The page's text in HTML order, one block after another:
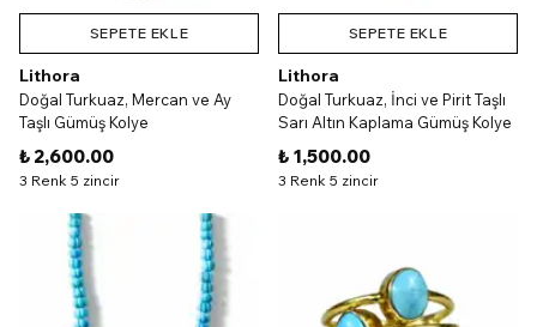
SEPETE EKLE
Lithora
Doğal Turkuaz, Mercan ve Ay
Taşlı Gümüş Kolye
₺ 2,600.00
3 Renk 5 zincir
SEPETE EKLE
Lithora
Doğal Turkuaz, İnci ve Pirit Taşlı
Sarı Altın Kaplama Gümüş Kolye
₺ 1,500.00
3 Renk 5 zincir